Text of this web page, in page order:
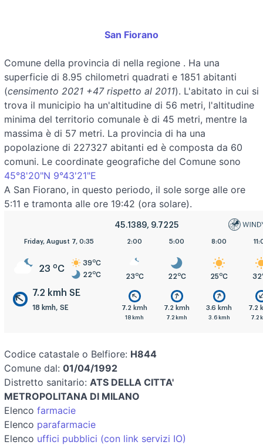
San Fiorano
Comune della provincia di nella regione . Ha una
superficie di 8.95 chilometri quadrati e 1851 abitanti
(censimento 2021 +47 rispetto al 2011). L'abitato in cui si
trova il municipio ha un'altitudine di 56 metri, l'altitudine
minima del territorio comunale è di 45 metri, mentre la
massima è di 57 metri. La provincia di ha una
popolazione di 227327 abitanti ed è composta da 60
comuni. Le coordinate geografiche del Comune sono
45°8'20"N 9°43'21"E
A San Fiorano, in questo periodo, il sole sorge alle ore
5:11 e tramonta alle ore 19:42 (ora solare).
45.1389, 9.7225
Friday, August 7, 0:35
23 oC
39oC
22 oC
7.2 kmh SE
18 kmh, SE
2:00
23 oC
7.2 kmh
18 kmh
5:00
22 oC
7.2 kmh
7.2 kmh
8:00
25 oC
3.6 kmh
3.6 kmh
32
7.2
7.2
Codice catastale o Belfiore: H844
Comune dal: 01/04/1992
Distretto sanitario: ATS DELLA CITTA'
METROPOLITANA DI MILANO
Elenco farmacie
Elenco parafarmacie
Elenco uffici pubblici (con link servizi IO)